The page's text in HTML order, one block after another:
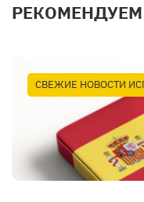
СВЕЖИЕ НОВОСТИ